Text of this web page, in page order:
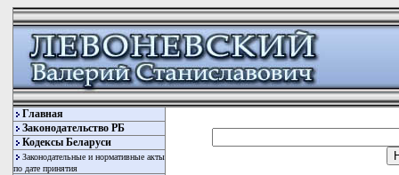
Главная
Законодательство РБ
Кодексы Беларуси
Законодательные и нормативные акты
по дате принятия